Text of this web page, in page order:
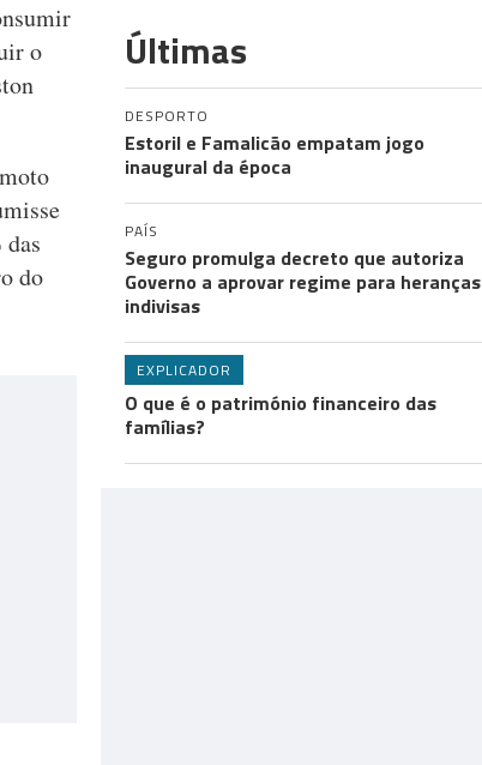
o
do
Últimas
DESPORTO
Estoril e Famalicão empatam jogo
inaugural da época
PAÍS
Seguro promulga decreto que autoriza
Governo a aprovar regime para heranças
indivisas
EXPLICADOR
O que é o património financeiro das
famílias?